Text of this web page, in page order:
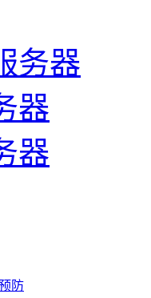
务器
器
器
防